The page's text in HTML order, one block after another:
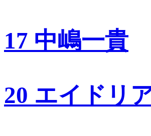
17 中嶋一貴
20 エイドリ